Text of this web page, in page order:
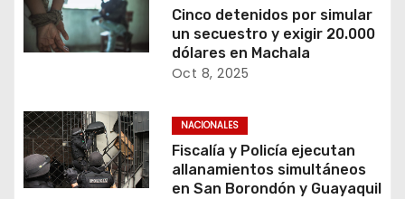
Cinco detenidos por simular
un secuestro y exigir 20.000
dólares en Machala
Oct 8, 2025
NACIONALES
Fiscalía y Policía ejecutan
allanamientos simultáneos
en San Borondón y Guayaquil